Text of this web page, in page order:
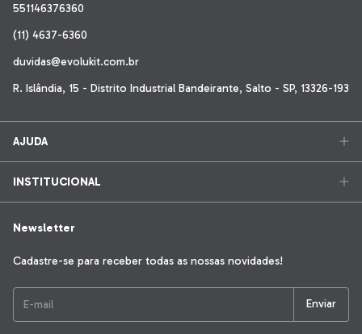
551146376360
(11) 4637-6360
duvidas@evolukit.com.br
R. Islândia, 15 - Distrito Industrial Bandeirante, Salto - SP, 13326-193
AJUDA
INSTITUCIONAL
Newsletter
Cadastre-se para receber todas as nossas novidades!